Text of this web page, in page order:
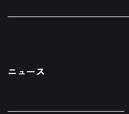
ニュース